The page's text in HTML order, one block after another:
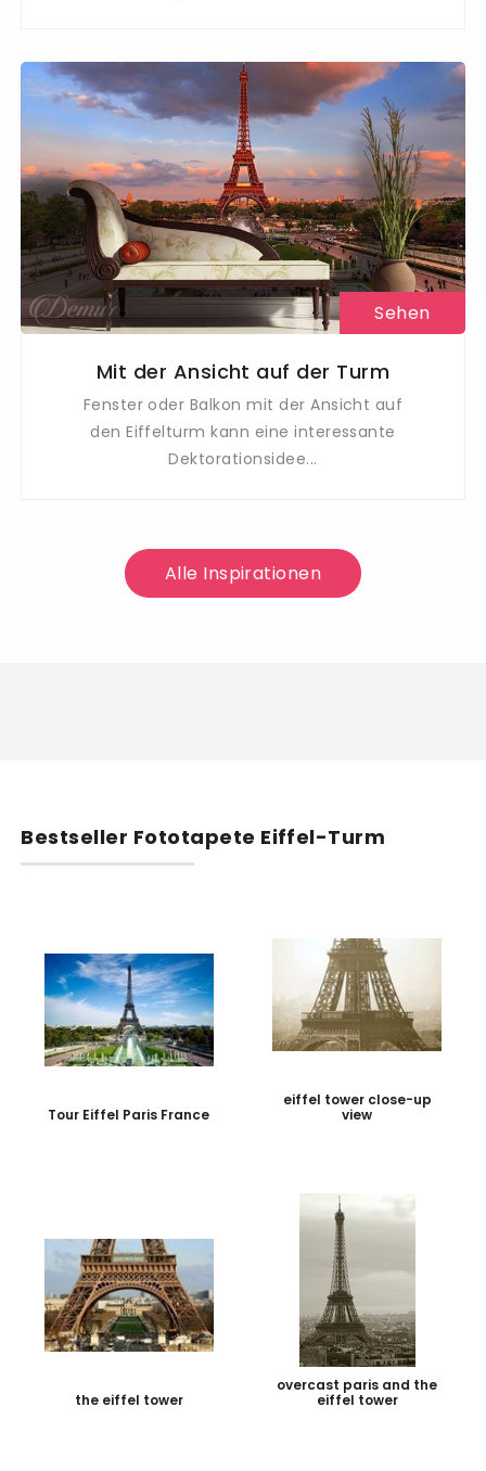
Sehen
Mit der Ansicht auf der Turm
Fenster oder Balkon mit der Ansicht auf
den Eiffelturm kann eine interessante
Dektorationsidee...
Alle Inspirationen
Bestseller Fototapete Eiffel-Turm
Tour Eiffel Paris France
eiffel tower close-up
view
the eiffel tower
overcast paris and the
eiffel tower